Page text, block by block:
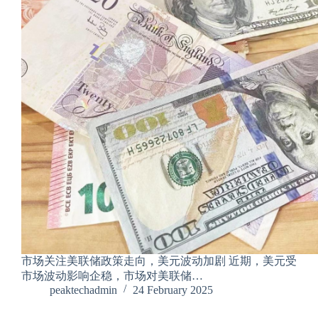
市场关注美联储政策走向，美元波动加剧 近期，美元受
市场波动影响企稳，市场对美联储…
peaktechadmin
24 February 2025